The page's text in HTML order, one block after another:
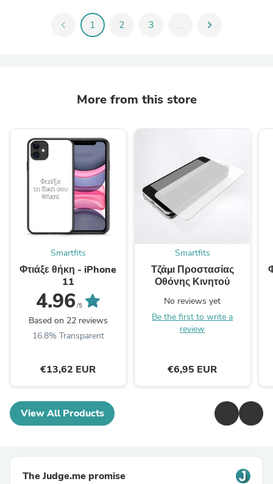
chevron_left 1 2 3 ... chevron_right
More from this store
Smartfits
Φτιάξε θήκη - iPhone
11
4.96 /5
Based on 22 reviews
16.8% Transparent
€13,62 EUR
Smartfits
Τζάμι Προστασίας
Οθόνης Κινητού
No reviews yet
Be the first to write a
review
€6,95 EUR
View All Products
The Judge.me promise